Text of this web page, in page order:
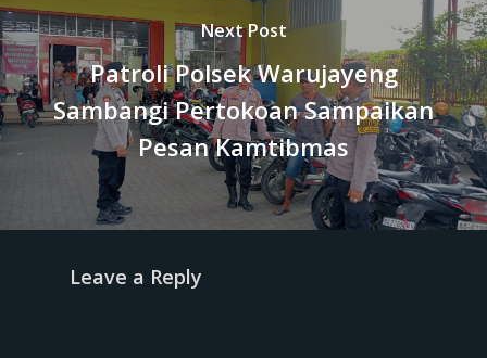
Next Post
Patroli Polsek Warujayeng
Sambangi Pertokoan Sampaikan
Pesan Kamtibmas
Leave a Reply